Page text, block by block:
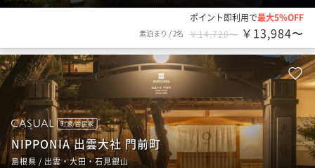
ポイント即利用で最大5％OFF
素泊まり /2名 ￥14,720〜 ￥13,984〜
町家/古民家
NIPPONIA 出雲大社 門前町
島根県 / 出雲・大田・石見銀山